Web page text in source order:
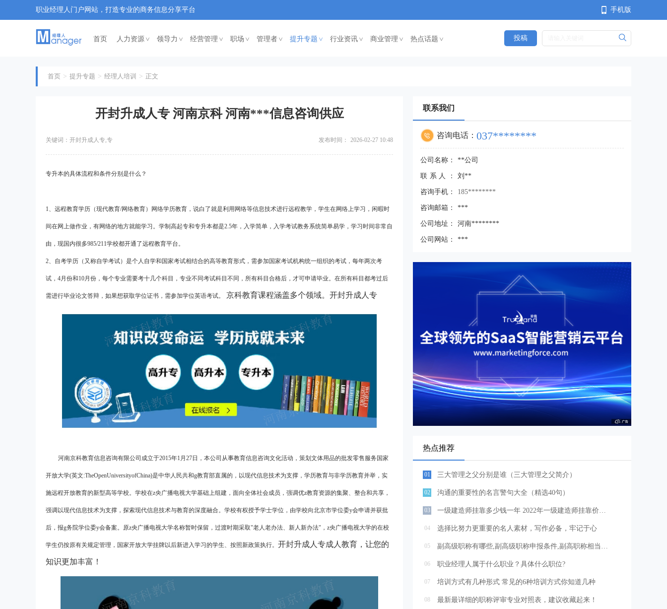
职业经理人门户网站，打造专业的商务信息分享平台 手机版
首页 人力资源< 领导力 < 经营管理< 职场< 管理者< 提升专题 < 行业资讯 < 商业管理< 热点话题 < 投稿
首页 提升专题 经理人培训 正文
开封升成人专 河南京科 河南***信息咨询供应
关键词：开封升成人专,专 发布时间： 2026-02-27 10:48
专升本的具体流程和条件分别是什么？
1、远程教育学历（现代教育/网络教育）网络学历教育，说白了就是利用网络等信息技术进行远程教学，学生在网络上学习，闲暇时
间在网上做作业，有网络的地方就能学习。学制高起专和专升本都是2.5年，入学简单，入学考试教务系统简单易学，学习时间非常自
由，现国内很多985/211学校都开通了远程教育平台。
2、自考学历（又称自学考试）是个人自学和国家考试相结合的高等教育形式，需参加国家考试机构统一组织的考试，每年两次考
试，4月份和10月份，每个专业需要考十几个科目，专业不同考试科目不同，所有科目合格后，才可申请毕业。在所有科目都考过后
需进行毕业论文答辩，如果想获取学位证书，需参加学位英语考试。 京科教育课程涵盖多个领域。开封升成人专
河南京科教育信息咨询有限公司成立于2015年1月27日，本公司从事教育信息咨询文化活动，策划文体用品的批发零售服务国家
开放大学(英文:TheOpenUniversityofChina)是中华人民共和g教育部直属的，以现代信息技术为支撑，学历教育与非学历教育并举，实
施远程开放教育的新型高等学校。学校在z央广播电视大学基础上组建，面向全体社会成员，强调优z教育资源的集聚、整合和共享，
强调以现代信息技术为支撑，探索现代信息技术与教育的深度融合。学校有权授予学士学位，由学校向北京市学位委y会申请并获批
后，报g务院学位委y会备案。原z央广播电视大学名称暂时保留，过渡时期采取"老人老办法、新人新办法"，z央广播电视大学的在校
学生仍按原有关规定管理，国家开放大学挂牌以后新进入学习的学生、按照新政策执行。 开封升成人专成人教育，让您的
知识更加丰富！
联系我们
咨询电话： 037********
公司名称： **公司
联系人： 刘**
咨询手机： 185********
咨询邮箱： ***
公司地址： 河南********
公司网站： ***
热点推荐
01 三大管理之父分别是谁（三大管理之父简介）
02 沟通的重要性的名言警句大全（精选40句）
03 一级建造师挂靠多少钱一年 2022年一级建造师挂靠价格及注意事项
04 选择比努力更重要的名人素材，写作必备，牢记于心
05 副高级职称有哪些,副高级职称申报条件,副高职称相当于什么级别
06 职业经理人属于什么职业？具体什么职位?
07 培训方式有几种形式 常见的6种培训方式你知道几种
08 最新最详细的职称评审专业对照表，建议收藏起来！